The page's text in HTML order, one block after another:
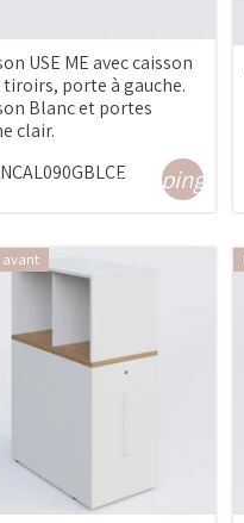
USE ME avec caisson
tiroirs, porte à gauche.
Blanc et portes
clair.
NCAL090GBLCE
avant